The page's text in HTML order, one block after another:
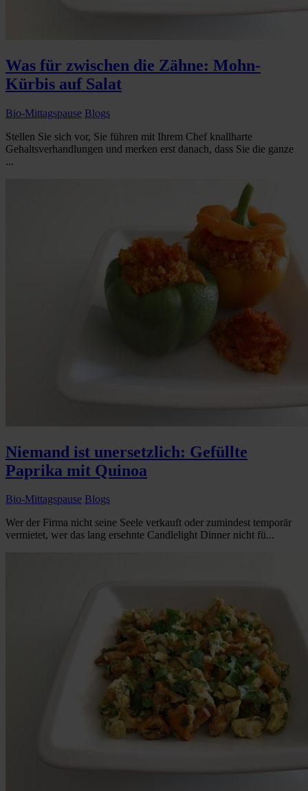
Was für zwischen die Zähne: Mohn-
Kürbis auf Salat
Bio-Mittagspause Blogs
Stellen Sie sich vor, Sie führen mit Ihrem Chef knallharte
Gehaltsverhandlungen und merken erst danach, dass Sie die ganze
...
Niemand ist unersetzlich: Gefüllte
Paprika mit Quinoa
Bio-Mittagspause Blogs
Wer der Firma nicht seine Seele verkauft oder zumindest temporär
vermietet, wer das lang ersehnte Candlelight Dinner nicht fü...